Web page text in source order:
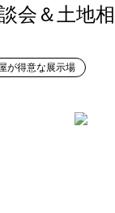
会＆土地
が得意な展示場